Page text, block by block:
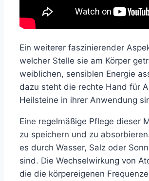
Ein weiterer faszinierender
welcher Stelle sie am Körper
weiblichen, sensiblen Energie
dazu steht die rechte Hand für
Heilsteine in ihrer Anwendung
Eine regelmäßige Pflege dieser
zu speichern und zu
es durch Wasser, Salz oder
sind. Die Wechselwirkung von
die die körpereigenen